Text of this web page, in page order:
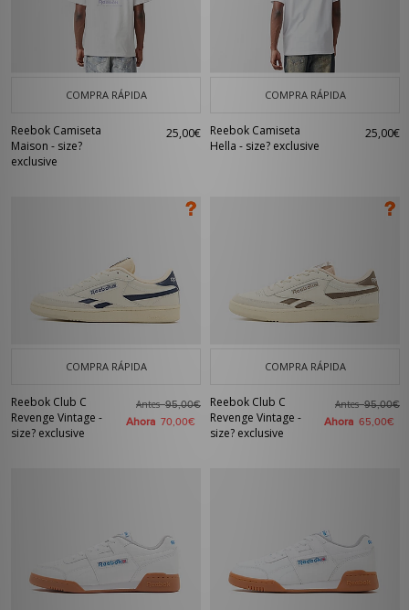
COMPRA RÁPIDA
Reebok Camiseta
Maison - size?
exclusive
25,00€
COMPRA RÁPIDA
Reebok Camiseta
Hella - size? exclusive
25,00€
COMPRA RÁPIDA
Reebok Club C
Revenge Vintage -
size? exclusive
Antes95,00€
Ahora 70,00€
COMPRA RÁPIDA
Reebok Club C
Revenge Vintage -
size? exclusive
Antes95,00€
Ahora 65,00€